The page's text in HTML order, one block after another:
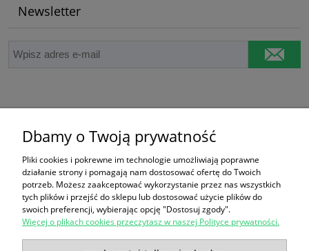
Newsletter
Ten produkt jest niedostępny.
Zakupy
Pomoc
Moje konto
Dbamy o Twoją prywatność
Pliki cookies i pokrewne im technologie umożliwiają poprawne
działanie strony i pomagają nam dostosować ofertę do Twoich
potrzeb. Możesz zaakceptować wykorzystanie przez nas wszystkich
tych plików i przejść do sklepu lub dostosować użycie plików do
swoich preferencji, wybierając opcję "Dostosuj zgody".
Więcej o plikach cookies przeczytasz w naszej Polityce prywatności.